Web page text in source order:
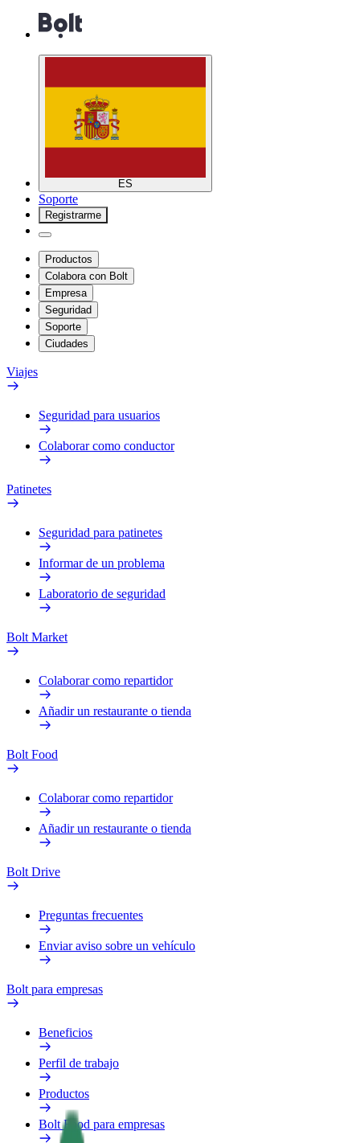
ES
Soporte
Registrarme
Productos
Colabora con Bolt
Empresa
Seguridad
Soporte
Ciudades
Viajes
Seguridad para usuarios
Colaborar como conductor
Patinetes
Seguridad para patinetes
Informar de un problema
Laboratorio de seguridad
Bolt Market
Colaborar como repartidor
Añadir un restaurante o tienda
Bolt Food
Colaborar como repartidor
Añadir un restaurante o tienda
Bolt Drive
Preguntas frecuentes
Enviar aviso sobre un vehículo
Bolt para empresas
Beneficios
Perfil de trabajo
Productos
Bolt Food para empresas